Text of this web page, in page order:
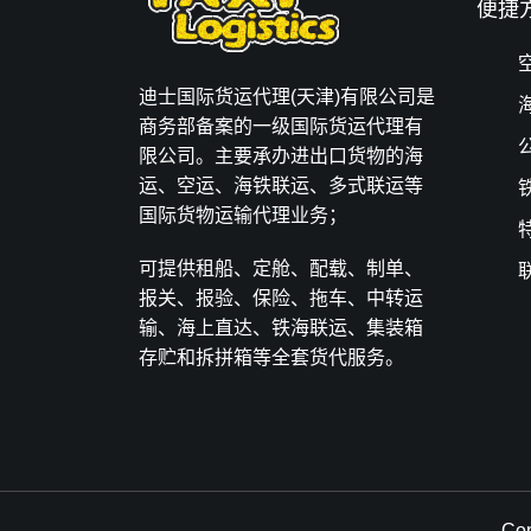
迪士国际货运代理(天津)有限公司是
商务部备案的一级国际货运代理有
限公司。主要承办进出口货物的海
运、空运、海铁联运、多式联运等
国际货物运输代理业务；
可提供租船、定舱、配载、制单、
报关、报验、保险、拖车、中转运
输、海上直达、铁海联运、集装箱
存贮和拆拼箱等全套货代服务。
便捷